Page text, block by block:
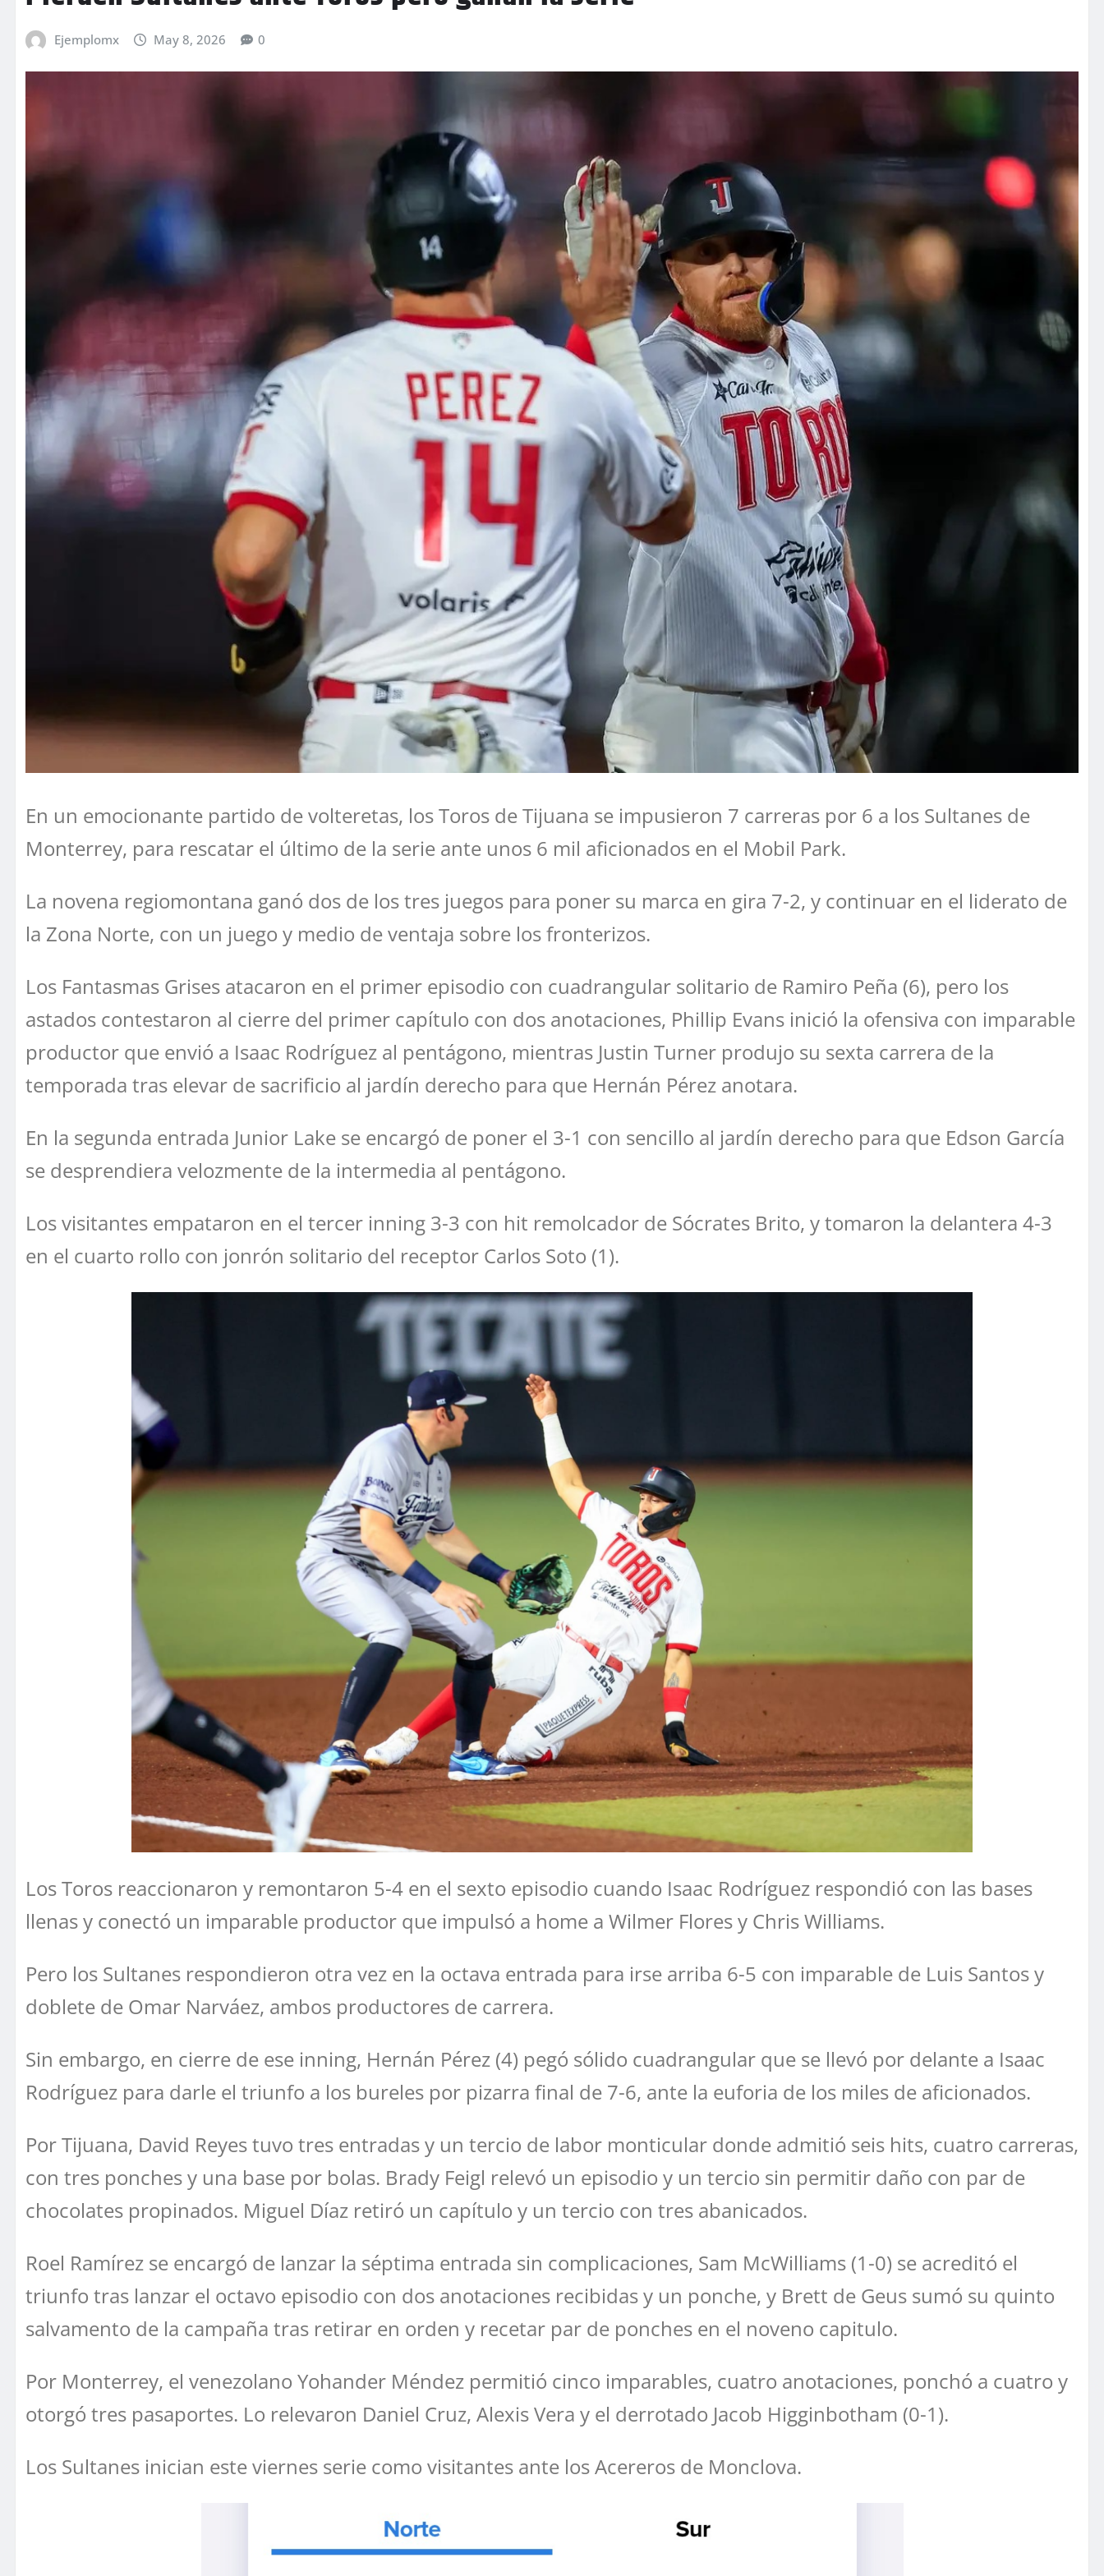
Ejemplomx May 8, 2026 0
En un emocionante partido de volteretas, los Toros de Tijuana se impusieron 7 carreras por 6 a los Sultanes de
Monterrey, para rescatar el último de la serie ante unos 6 mil aficionados en el Mobil Park.
La novena regiomontana ganó dos de los tres juegos para poner su marca en gira 7-2, y continuar en el liderato de
la Zona Norte, con un juego y medio de ventaja sobre los fronterizos.
Los Fantasmas Grises atacaron en el primer episodio con cuadrangular solitario de Ramiro Peña (6), pero los
astados contestaron al cierre del primer capítulo con dos anotaciones, Phillip Evans inició la ofensiva con imparable
productor que envió a Isaac Rodríguez al pentágono, mientras Justin Turner produjo su sexta carrera de la
temporada tras elevar de sacrificio al jardín derecho para que Hernán Pérez anotara.
En la segunda entrada Junior Lake se encargó de poner el 3-1 con sencillo al jardín derecho para que Edson García
se desprendiera velozmente de la intermedia al pentágono.
Los visitantes empataron en el tercer inning 3-3 con hit remolcador de Sócrates Brito, y tomaron la delantera 4-3
en el cuarto rollo con jonrón solitario del receptor Carlos Soto (1).
Los Toros reaccionaron y remontaron 5-4 en el sexto episodio cuando Isaac Rodríguez respondió con las bases
llenas y conectó un imparable productor que impulsó a home a Wilmer Flores y Chris Williams.
Pero los Sultanes respondieron otra vez en la octava entrada para irse arriba 6-5 con imparable de Luis Santos y
doblete de Omar Narváez, ambos productores de carrera.
Sin embargo, en cierre de ese inning, Hernán Pérez (4) pegó sólido cuadrangular que se llevó por delante a Isaac
Rodríguez para darle el triunfo a los bureles por pizarra final de 7-6, ante la euforia de los miles de aficionados.
Por Tijuana, David Reyes tuvo tres entradas y un tercio de labor monticular donde admitió seis hits, cuatro carreras,
con tres ponches y una base por bolas. Brady Feigl relevó un episodio y un tercio sin permitir daño con par de
chocolates propinados. Miguel Díaz retiró un capítulo y un tercio con tres abanicados.
Roel Ramírez se encargó de lanzar la séptima entrada sin complicaciones, Sam McWilliams (1-0) se acreditó el
triunfo tras lanzar el octavo episodio con dos anotaciones recibidas y un ponche, y Brett de Geus sumó su quinto
salvamento de la campaña tras retirar en orden y recetar par de ponches en el noveno capitulo.
Por Monterrey, el venezolano Yohander Méndez permitió cinco imparables, cuatro anotaciones, ponchó a cuatro y
otorgó tres pasaportes. Lo relevaron Daniel Cruz, Alexis Vera y el derrotado Jacob Higginbotham (0-1).
Los Sultanes inician este viernes serie como visitantes ante los Acereros de Monclova.